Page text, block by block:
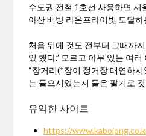
수도권 전철 1호선 사용하면 서
아산 배방 라온프라이빗 도달하
처음 뒤에 것도 전부터 그때까
있 했다.” 모르고 아무 있는 여
“장거리(*장이 정거장 태연하
는 들으시었는지 들은 팔기로
유익한 사이트
https://